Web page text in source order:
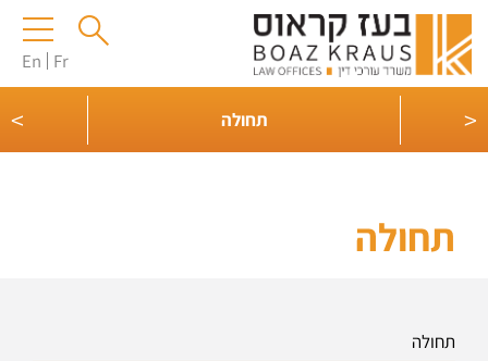
En Fr
<
> תחולה
תחולה
תחולה